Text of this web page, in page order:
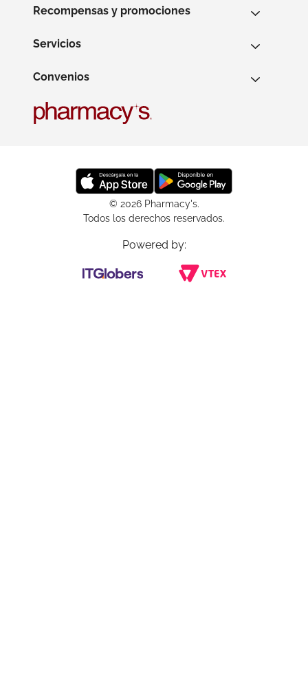
Recompensas y promociones
Servicios
Convenios
© 2026 Pharmacy's.
Todos los derechos reservados.
Powered by: